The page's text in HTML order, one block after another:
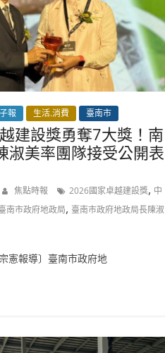
報 生活.消費 臺南市
建設獎勇奪7大獎！南
淑美率團隊接受公開表
焦點時報 2026國家卓越建設獎, 中
南市政府地政局, 臺南市政府地政局長陳淑
憲報導〕臺南市政府地